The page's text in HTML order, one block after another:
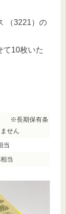
（3221）の
て10枚いた
※長期保有条
せん
当
当